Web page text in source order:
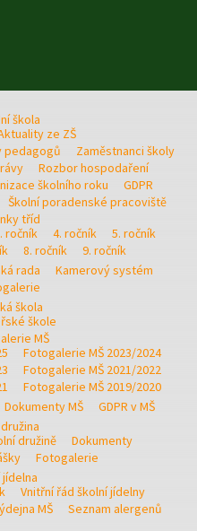
škola
ze ZŠ
pedagogů
Zaměstnanci školy
Rozbor hospodaření
školního roku
GDPR
Školní poradenské pracoviště
tříd
ročník 4. ročník
5. ročník
8. ročník
9. ročník
rada
Kamerový systém
škola
škole
MŠ
Fotogalerie MŠ 2023/2024
Fotogalerie MŠ 2021/2022
Fotogalerie MŠ 2019/2020
Dokumenty MŠ
GDPR v MŠ
družině
Dokumenty
Fotogalerie
jídelna
Vnitřní řád školní jídelny
MŠ
Seznam alergenů